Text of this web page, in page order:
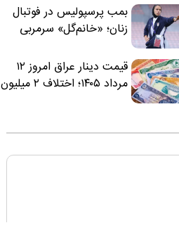
بمب پرسپولیس در فوتبال
زنان؛ «خانم‌گل» سرمربی
قیمت دینار عراق امروز ۱۲
مرداد ۱۴۰۵؛ اختلاف ۲ میلیون